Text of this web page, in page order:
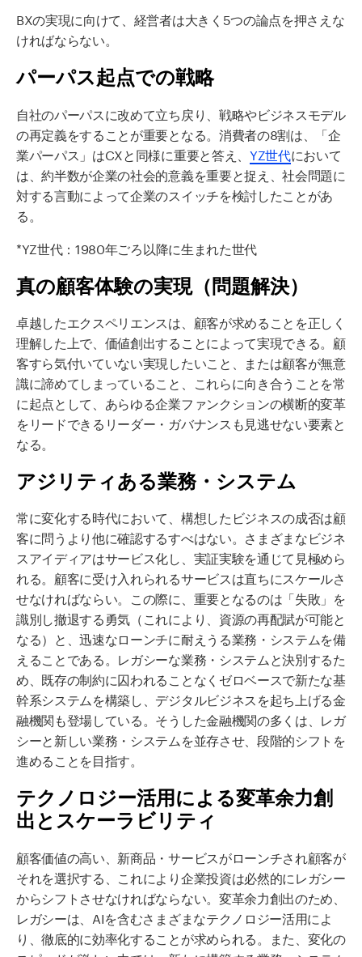
BXの実現に向けて、経営者は大きく5つの論点を押さえな
ければならない。
パーパス起点での戦略
自社のパーパスに改めて立ち戻り、戦略やビジネスモデル
の再定義をすることが重要となる。消費者の8割は、「企
業パーパス」はCXと同様に重要と答え、 YZ世代において
は、約半数が企業の社会的意義を重要と捉え、社会問題に
対する言動によって企業のスイッチを検討したことがあ
る。
*YZ世代：1980年ごろ以降に生まれた世代
真の顧客体験の実現（問題解決）
卓越したエクスペリエンスは、顧客が求めることを正しく
理解した上で、価値創出することによって実現できる。顧
客すら気付いていない実現したいこと、または顧客が無意
識に諦めてしまっていること、これらに向き合うことを常
に起点として、あらゆる企業ファンクションの横断的変革
をリードできるリーダー・ガバナンスも見逃せない要素と
なる。
アジリティある業務・システム
常に変化する時代において、構想したビジネスの成否は顧
客に問うより他に確認するすべはない。さまざまなビジネ
スアイディアはサービス化し、実証実験を通じて見極めら
れる。顧客に受け入れられるサービスは直ちにスケールさ
せなければならい。この際に、重要となるのは「失敗」を
識別し撤退する勇気（これにより、資源の再配賦が可能と
なる）と、迅速なローンチに耐えうる業務・システムを備
えることである。レガシーな業務・システムと決別するた
め、既存の制約に囚われることなくゼロベースで新たな基
幹系システムを構築し、デジタルビジネスを起ち上げる金
融機関も登場している。そうした金融機関の多くは、レガ
シーと新しい業務・システムを並存させ、段階的シフトを
進めることを目指す。
テクノロジー活用による変革余力創
出とスケーラビリティ
顧客価値の高い、新商品・サービスがローンチされ顧客が
それを選択する、これにより企業投資は必然的にレガシー
からシフトさせなければならない。変革余力創出のため、
レガシーは、AIを含むさまざまなテクノロジー活用によ
り、徹底的に効率化することが求められる。また、変化の